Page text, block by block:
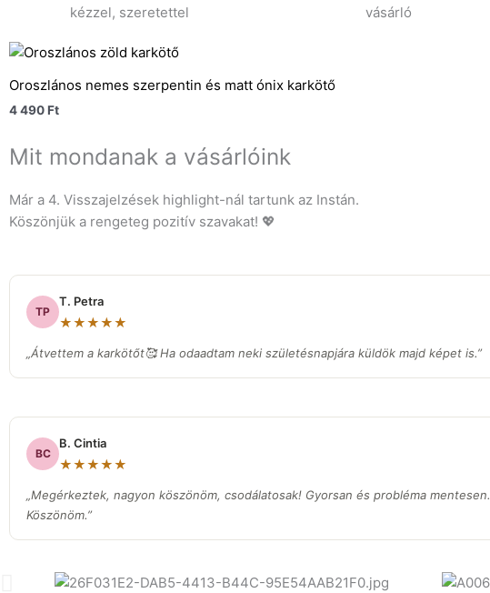
kézzel, szeretettel
vásárló
Oroszlános nemes szerpentin és matt ónix karkötő
4 490Ft
Mit mondanak a vásárlóink
Már a 4. Visszajelzések highlight-nál tartunk az Instán.
Köszönjük a rengeteg pozitív szavakat! 💖
TP
T. Petra
★★★★★
„Átvettem a karkötőt🥰 Ha odaadtam neki születésnapjára küldök majd képet is.”
BC
B. Cintia
★★★★★
„Megérkeztek, nagyon köszönöm, csodálatosak! Gyorsan és probléma mentesen.
Köszönöm.”